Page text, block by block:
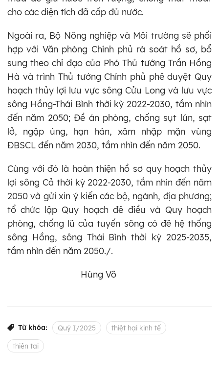
cho các diện tích đã cấp đủ nước.
Ngoài ra, Bộ Nông nghiệp và Môi trường sẽ phối
hợp với Văn phòng Chính phủ rà soát hồ sơ, bổ
sung theo chỉ đạo của Phó Thủ tướng Trần Hồng
Hà và trình Thủ tướng Chính phủ phê duyệt Quy
hoạch thủy lợi lưu vực sông Cửu Long và lưu vực
sông Hồng-Thái Bình thời kỳ 2022-2030, tầm nhìn
đến năm 2050; Đề án phòng, chống sụt lún, sạt
lở, ngập úng, hạn hán, xâm nhập mặn vùng
ĐBSCL đến năm 2030, tầm nhìn đến năm 2050.
Cùng với đó là hoàn thiện hồ sơ quy hoạch thủy
lợi sông Cả thời kỳ 2022-2030, tầm nhìn đến năm
2050 và gửi xin ý kiến các bộ, ngành, địa phương;
tổ chức lập Quy hoạch đê điều và Quy hoạch
phòng, chống lũ của tuyến sông có đê hệ thống
sông Hồng, sông Thái Bình thời kỳ 2025-2035,
tầm nhìn đến năm 2050./.
Hùng Võ
Từ khóa: Quý I/2025 thiệt hại kinh tế
thiên tai